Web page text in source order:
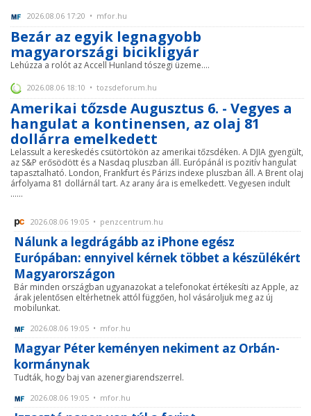
2026.08.06 17:20 • mfor.hu
Bezár az egyik legnagyobb
magyarországi bicikligyár
Lehúzza a rolót az Accell Hunland tószegi üzeme....
2026.08.06 18:10 • tozsdeforum.hu
Amerikai tőzsde Augusztus 6. - Vegyes a
hangulat a kontinensen, az olaj 81
dollárra emelkedett
Lelassult a kereskedés csütörtökön az amerikai tőzsdéken. A DJIA gyengült,
az S&P erősödött és a Nasdaq pluszban áll. Európánál is pozitív hangulat
tapasztalható. London, Frankfurt és Párizs indexe pluszban áll. A Brent olaj
árfolyama 81 dollárnál tart. Az arany ára is emelkedett. Vegyesen indult
......
2026.08.06 19:05 • penzcentrum.hu
Nálunk a legdrágább az iPhone egész
Európában: ennyivel kérnek többet a készülékért
Magyarországon
Bár minden országban ugyanazokat a telefonokat értékesíti az Apple, az
árak jelentősen eltérhetnek attól függően, hol vásároljuk meg az új
mobilunkat.
2026.08.06 19:05 • mfor.hu
Magyar Péter keményen nekiment az Orbán-
kormánynak
Tudták, hogy baj van azenergiarendszerrel.
2026.08.06 19:05 • mfor.hu